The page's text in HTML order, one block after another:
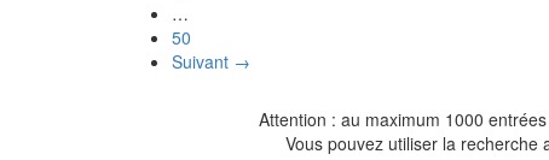
…
50
Suivant →
Attention : au maximum 1000
Vous pouvez utiliser la recherche